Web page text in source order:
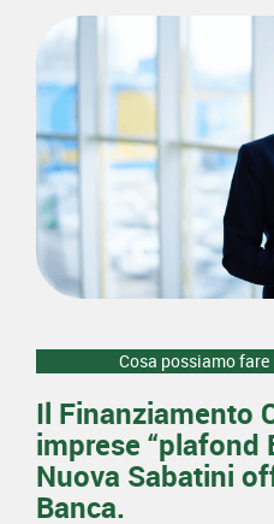
Cosa possiamo fare
Il Finanziamento
imprese “plafond
Nuova Sabatini
Banca.